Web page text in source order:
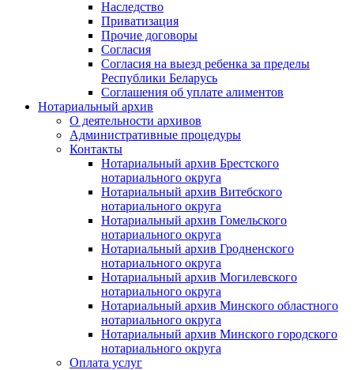
Наследство
Приватизация
Прочие договоры
Согласия
Согласия на выезд ребенка за пределы
Республики Беларусь
Соглашения об уплате алиментов
Нотариальный архив
О деятельности архивов
Административные процедуры
Контакты
Нотариальный архив Брестского
нотариального округа
Нотариальный архив Витебского
нотариального округа
Нотариальный архив Гомельского
нотариального округа
Нотариальный архив Гродненского
нотариального округа
Нотариальный архив Могилевского
нотариального округа
Нотариальный архив Минского областного
нотариального округа
Нотариальный архив Минского городского
нотариального округа
Оплата услуг